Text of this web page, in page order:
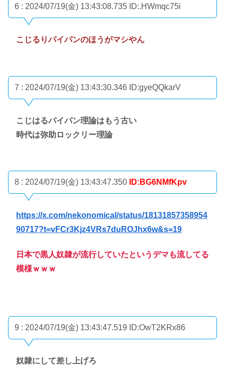
6 : 2024/07/19(金) 13:43:08.735 ID:.HWmqc75i
こじるりパイパンのほうがマシやん
7 : 2024/07/19(金) 13:43:30.346 ID:gyeQQkarV
こじはるパイパン理論はもう古い
時代は弥助ロックリー理論
8 : 2024/07/19(金) 13:43:47.350 ID:BG6NMfKpv
https://x.com/nekonomical/status/18131857358954
90717?t=vFCr3Kjz4VRs7duROJhx6w&s=19
日本で黒人奴隷が流行していたというデマも流してる
模様ｗｗｗ
9 : 2024/07/19(金) 13:43:47.519 ID:OwT2KRx86
奴隷にして差し上げろ